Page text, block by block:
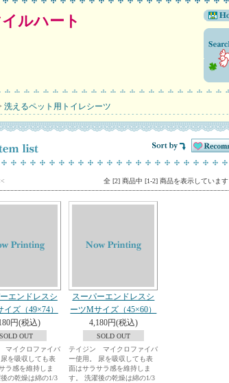
ルハート
洗えるペット用トイレシーツ
全 [2] 商品中 [1-2] 商品を表示しています
エンドレスシ
イズ（49×74）
円(税込)
SOLD OUT
マイクロファイバ
を吸収しても表
ラ感を維持しま
の乾燥は綿の1/3
スーパーエンドレスシ
ーツMサイズ（45×60）
4,180円(税込)
SOLD OUT
テイジン マイクロファイバ
ー使用。 尿を吸収しても表
面はサラサラ感を維持しま
す。 洗濯後の乾燥は綿の1/3